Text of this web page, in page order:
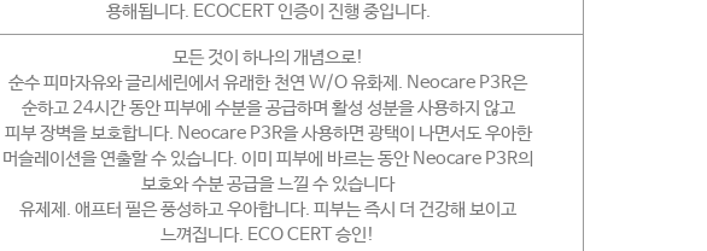
용해됩니다. ECOCERT 인증이 진행 중입니다.
모든 것이 하나의 개념으로!
순수 피마자유와 글리세린에서 유래한 천연 W/O 유화제. Neocare P3R은
순하고 24시간 동안 피부에 수분을 공급하며 활성 성분을 사용하지 않고
피부 장벽을 보호합니다. Neocare P3R을 사용하면 광택이 나면서도 우아한
머슬레이션을 연출할 수 있습니다. 이미 피부에 바르는 동안 Neocare P3R의
보호와 수분 공급을 느낄 수 있습니다
유제제. 애프터 필은 풍성하고 우아합니다. 피부는 즉시 더 건강해 보이고
느껴집니다. ECO CERT 승인!